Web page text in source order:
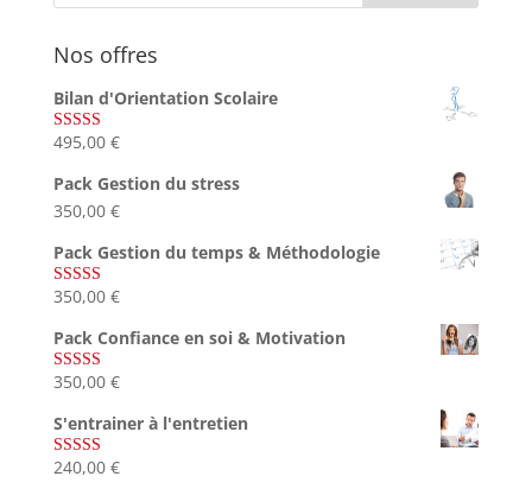
Nos offres
Bilan d'Orientation Scolaire
Note4.75
495,00 €
Pack Gestion du stress
350,00 €
Pack Gestion du temps & Méthodologie
Note5.00
350,00 €
Pack Confiance en soi & Motivation
Note5.00
350,00 €
S'entrainer à l'entretien
Note4.83
240,00 €